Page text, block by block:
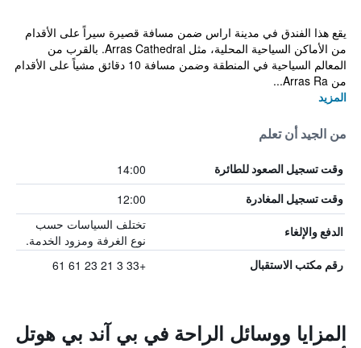
يقع هذا الفندق في مدينة اراس ضمن مسافة قصيرة سيراً على الأقدام
من الأماكن السياحية المحلية، مثل Arras Cathedral. بالقرب من
المعالم السياحية في المنطقة وضمن مسافة 10 دقائق مشياً على الأقدام
من Arras Ra...
المزيد
من الجيد أن تعلم
وقت تسجيل الصعود للطائرة 14:00
وقت تسجيل المغادرة 12:00
الدفع والإلغاء
تختلف السياسات حسب
نوع الغرفة ومزود الخدمة.
رقم مكتب الاستقبال +33 3 21 23 61 61
المزايا ووسائل الراحة في بي آند بي هوتل